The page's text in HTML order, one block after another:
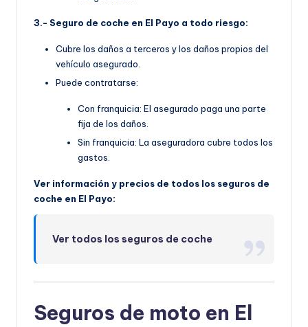
3.- Seguro de coche en El Payo a todo riesgo:
Cubre los daños a terceros y los daños propios del
vehículo asegurado.
Puede contratarse:
Con franquicia: El asegurado paga una parte
fija de los daños.
Sin franquicia: La aseguradora cubre todos los
gastos.
Ver información y precios de todos los seguros de
coche en El Payo:
Ver todos los seguros de coche
Seguros de moto en El